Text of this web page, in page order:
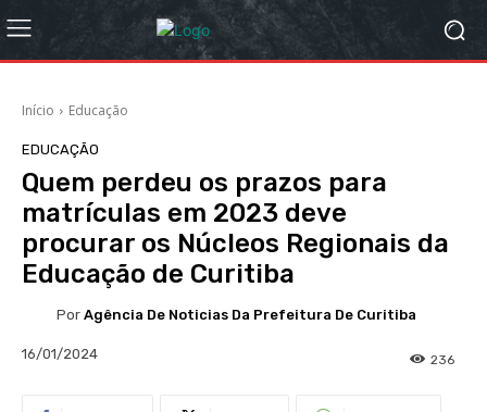
Início Educação
EDUCAÇÃO
Quem perdeu os prazos para
matrículas em 2023 deve
procurar os Núcleos Regionais da
Educação de Curitiba
Por Agência De Noticias Da Prefeitura De Curitiba
16/01/2024 236